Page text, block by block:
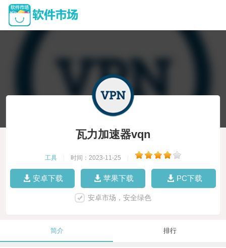
瓦力加速器vqn
工具 时间：2023-11-25
安卓下载 苹果下载 PC下载
安卓市场，安全绿色
简介 排行